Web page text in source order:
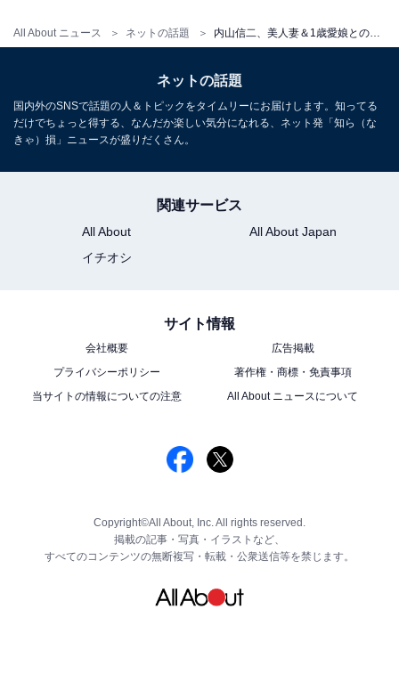
All About ニュース ネットの話題
ネットの話題
国内外のSNSで話題の人＆トピックをタイムリーにお届けします。知ってる
だけでちょっと得する、なんだか楽しい気分になれる、ネット発「知ら（な
きゃ）損」ニュースが盛りだくさん。
関連サービス
All About
All About Japan
イチオシ
サイト情報
会社概要
広告掲載
プライバシーポリシー
著作権・商標・免責事項
当サイトの情報についての注意
All About ニュースについて
Copyright©All About, Inc. All rights reserved.
掲載の記事・写真・イラストなど、
すべてのコンテンツの無断複写・転載・公衆送信等を禁じます。